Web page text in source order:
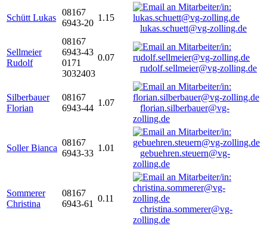
Schütt Lukas
08167
6943-20
1.15
lukas.schuett@vg-zolling.de
Sellmeier
Rudolf
08167
6943-43
0171
3032403
0.07
rudolf.sellmeier@vg-zolling.de
Silberbauer
Florian
08167
6943-44
1.07
florian.silberbauer@vg-
zolling.de
Soller Bianca
08167
6943-33
1.01
gebuehren.steuern@vg-
zolling.de
Sommerer
Christina
08167
6943-61
0.11
christina.sommerer@vg-
zolling.de